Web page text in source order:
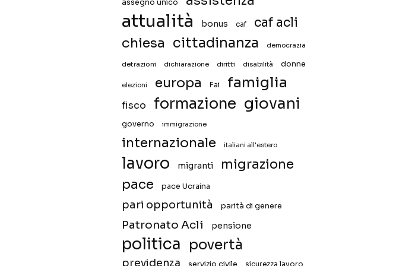
assegno unico
attualità bonus caf caf acli
chiesa cittadinanza democrazia
detrazioni dichiarazione diritti disabilità donne
elezioni europa Fai famiglia
fisco formazione giovani
governo immigrazione
internazionale italiani all'estero
lavoro migranti
migrazione
pace
pace Ucraina
pari opportunità parità di genere
Patronato Acli pensione
politica povertà
previdenza